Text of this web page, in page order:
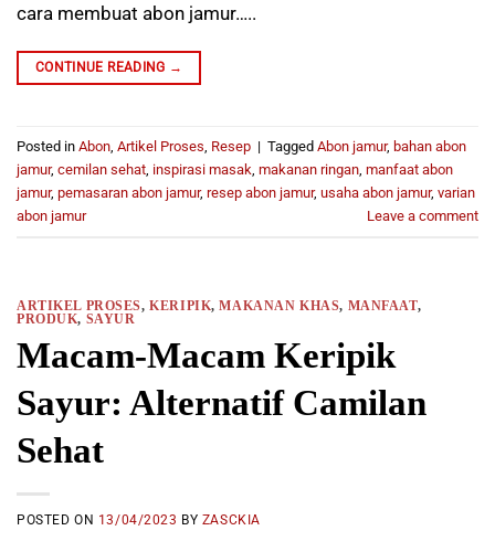
cara membuat abon jamur…..
CONTINUE READING →
Posted in Abon Artikel Proses Resep | Tagged Abon jamur, bahan abon
jamur, cemilan sehat inspirasi masak makanan ringan manfaat abon
jamur, pemasaran abon jamur, resep abon jamur, usaha abon jamur, varian
abon jamur
Leave a comment
ARTIKEL PROSES,KERIPIK,MAKANAN KHAS, MANFAAT,
PRODUK, SAYUR
Macam-Macam Keripik
Sayur: Alternatif Camilan
Sehat
POSTED ON 13/04/2023 BY ZASCKIA